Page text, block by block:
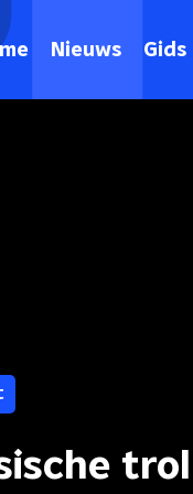
Nieuws Gids